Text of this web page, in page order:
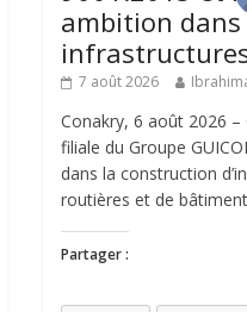
ambition dans
7 août 2026
Conakry, 6 août 2026 –
filiale du Groupe
dans la construction
routières et de
Partager :